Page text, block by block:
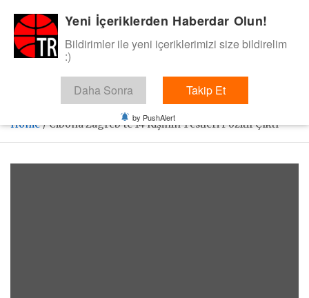
content
BasketTR
Sol dip çizgiden bir basket de bizden gelsin dedik.
Home Cibona Zagreb’te 14 Kişinin Testleri Pozitif Çıktı
Yeni İçeriklerden Haberdar Olun!
Bildirimler ile yeni içeriklerimizi size bildirelim
:)
Daha Sonra Takip Et
by PushAlert